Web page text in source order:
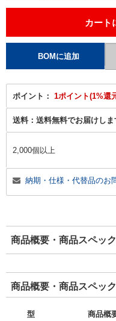
ポイント： 1ポイント(1%還
送料： 送料無料でお届けしま
2,000個以上
納期・仕様・代替品のお
商品概要・商品スペック
商品概要・商品スペック
型 商品概